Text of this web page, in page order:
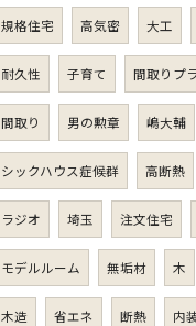
規格住宅 高気密 大工
耐久性 子育て 間取りプ
間取り 男の勲章 嶋大輔
シックハウス症候群 高断熱
ラジオ 埼玉 注文住宅
モデルルーム 無垢材 木
木造 省エネ 断熱 内